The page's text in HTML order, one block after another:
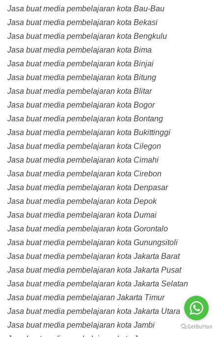
Jasa buat media pembelajaran kota Bau-Bau
Jasa buat media pembelajaran kota Bekasi
Jasa buat media pembelajaran kota Bengkulu
Jasa buat media pembelajaran kota Bima
Jasa buat media pembelajaran kota Binjai
Jasa buat media pembelajaran kota Bitung
Jasa buat media pembelajaran kota Blitar
Jasa buat media pembelajaran kota Bogor
Jasa buat media pembelajaran kota Bontang
Jasa buat media pembelajaran kota Bukittinggi
Jasa buat media pembelajaran kota Cilegon
Jasa buat media pembelajaran kota Cimahi
Jasa buat media pembelajaran kota Cirebon
Jasa buat media pembelajaran kota Denpasar
Jasa buat media pembelajaran kota Depok
Jasa buat media pembelajaran kota Dumai
Jasa buat media pembelajaran kota Gorontalo
Jasa buat media pembelajaran kota Gunungsitoli
Jasa buat media pembelajaran kota Jakarta Barat
Jasa buat media pembelajaran kota Jakarta Pusat
Jasa buat media pembelajaran kota Jakarta Selatan
Jasa buat media pembelajaran Jakarta Timur
Jasa buat media pembelajaran kota Jakarta Utara
Jasa buat media pembelajaran kota Jambi